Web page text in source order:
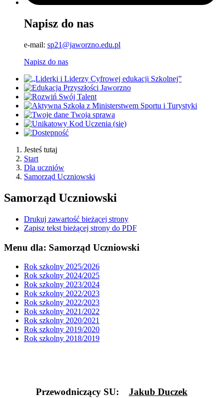
Napisz do nas
e-mail: sp21@jaworzno.edu.pl
Napisz do nas
Jesteś tutaj
Start
Dla uczniów
Samorząd Uczniowski
Samorząd Uczniowski
Drukuj zawartość bieżącej strony
Zapisz tekst bieżącej strony do PDF
Menu dla: Samorząd Uczniowski
Rok szkolny 2025/2026
Rok szkolny 2024/2025
Rok szkolny 2023/2024
Rok szkolny 2022/2023
Rok szkolny 2022/2023
Rok szkolny 2021/2022
Rok szkolny 2020/2021
Rok szkolny 2019/2020
Rok szkolny 2018/2019
Przewodniczący SU: Jakub Duczek